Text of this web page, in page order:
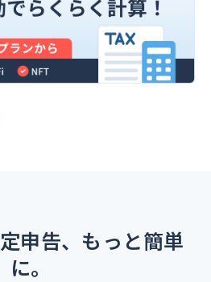
申告、もっと簡単
に。